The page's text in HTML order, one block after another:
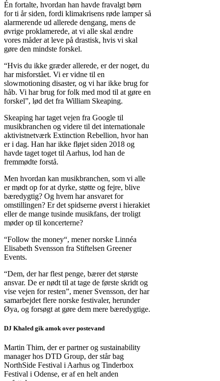
Én fortalte, hvordan han havde fravalgt børn
for ti år siden, fordi klimakrisens røde lamper så
alarmerende ud allerede dengang, mens de
øvrige proklamerede, at vi alle skal ændre
vores måder at leve på drastisk, hvis vi skal
gøre den mindste forskel.
“Hvis du ikke græder allerede, er der noget, du
har misforstået. Vi er vidne til en
slowmotioning disaster, og vi har ikke brug for
håb. Vi har brug for folk med mod til at gøre en
forskel”, lød det fra William Skeaping.
Skeaping har taget vejen fra Google til
musikbranchen og videre til det internationale
aktivistnetværk Extinction Rebellion, hvor han
er i dag. Han har ikke fløjet siden 2018 og
havde taget toget til Aarhus, lod han de
fremmødte forstå.
Men hvordan kan musikbranchen, som vi alle
er mødt op for at dyrke, støtte og fejre, blive
bæredygtig? Og hvem har ansvaret for
omstillingen? Er det spidserne øverst i hierakiet
eller de mange tusinde musikfans, der troligt
møder op til koncerterne?
“Follow the money“, mener norske Linnéa
Elisabeth Svensson fra Stiftelsen Greener
Events.
“Dem, der har flest penge, bærer det største
ansvar. De er nødt til at tage de første skridt og
vise vejen for resten”, mener Svensson, der har
samarbejdet flere norske festivaler, herunder
Øya, og forsøgt at gøre dem mere bæredygtige.
DJ Khaled gik amok over postevand
Martin Thim, der er partner og sustainability
manager hos DTD Group, der står bag
NorthSide Festival i Aarhus og Tinderbox
Festival i Odense, er af en helt anden